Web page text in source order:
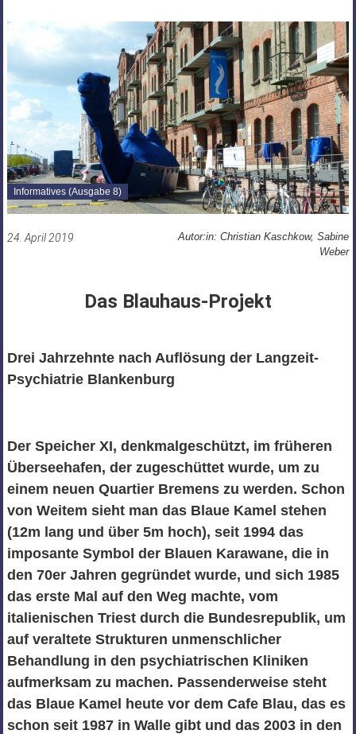
PSYCHOSOZIALE
THEMEN
Informatives (Ausgabe 8)
24. April 2019
Autor:in: Christian Kaschkow, Sabine
Weber
Das Blauhaus-Projekt
Drei Jahrzehnte nach Auflösung der Langzeit-
Psychiatrie Blankenburg
Der Speicher XI, denkmalgeschützt, im früheren
Überseehafen, der zugeschüttet wurde, um zu
einem neuen Quartier Bremens zu werden. Schon
von Weitem sieht man das Blaue Kamel stehen
(12m lang und über 5m hoch), seit 1994 das
imposante Symbol der Blauen Karawane, die in
den 70er Jahren gegründet wurde, und sich 1985
das erste Mal auf den Weg machte, vom
italienischen Triest durch die Bundesrepublik, um
auf veraltete Strukturen unmenschlicher
Behandlung in den psychiatrischen Kliniken
aufmerksam zu machen. Passenderweise steht
das Blaue Kamel heute vor dem Cafe Blau, das es
schon seit 1987 in Walle gibt und das 2003 in den